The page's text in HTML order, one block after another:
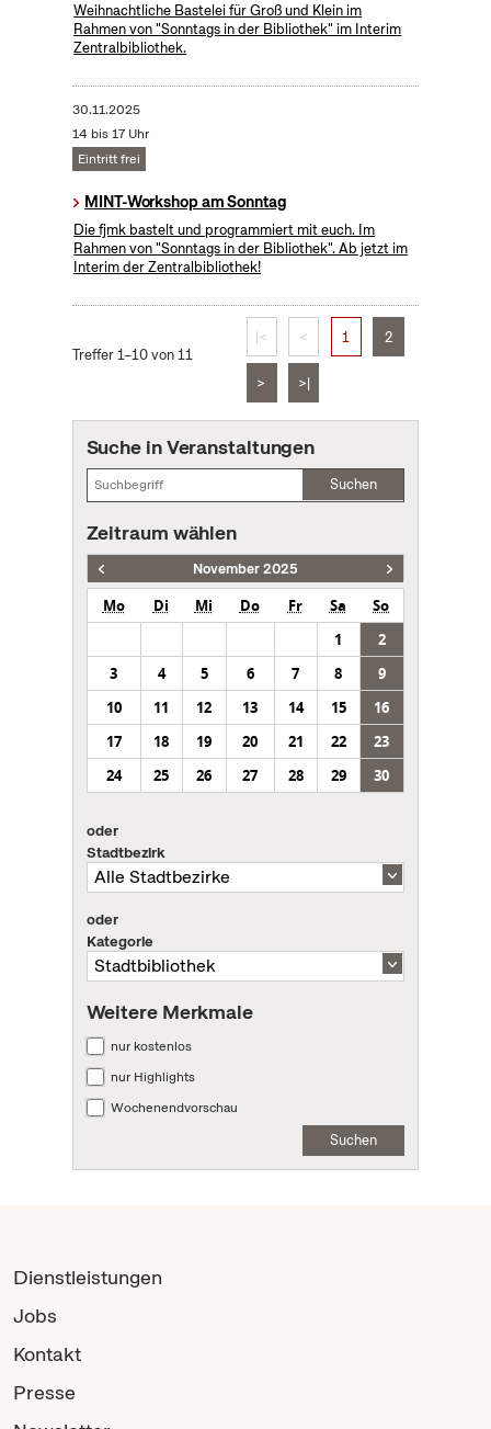
Weihnachtliche Bastelei für Groß und Klein im
Rahmen von "Sonntags in der Bibliothek" im Interim
Zentralbibliothek.
30.11.2025
14 bis 17 Uhr
Eintritt frei
MINT-Workshop am Sonntag
Die fjmk bastelt und programmiert mit euch. Im
Rahmen von "Sonntags in der Bibliothek". Ab jetzt im
Interim der Zentralbibliothek!
Treffer 1–10 von 11
|< < 1 2
> >|
Suche in Veranstaltungen
Suchen
Zeitraum wählen
November 2025
Mo Di Mi Do Fr Sa
So
1
2
3
4 5 6 7 8
9
10
11 12 13 14 15
16
17
18 19 20 21 22
23
24
25 26 27 28 29 30
oder
Stadtbezirk
oder
Kategorie
Weitere Merkmale
nur kostenlos
nur Highlights
Wochenendvorschau
Suchen
Dienstleistungen
Jobs
Kontakt
Presse